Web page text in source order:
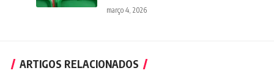
março 4, 2026
ARTIGOS RELACIONADOS